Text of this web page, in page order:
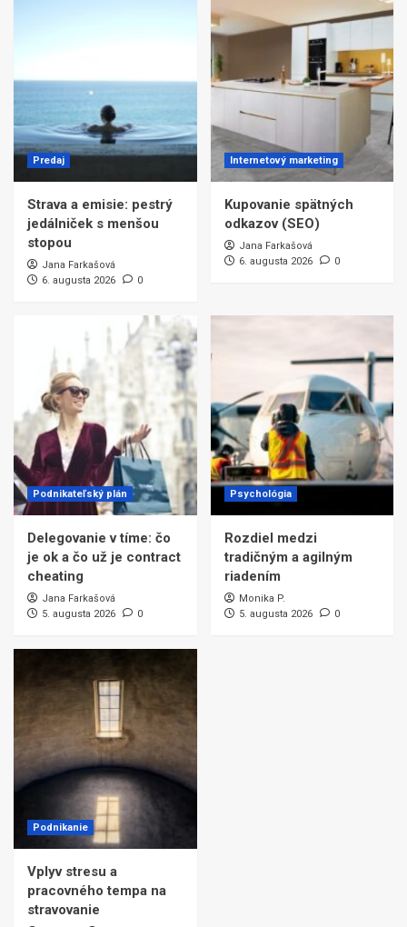
Predaj
Strava a emisie: pestrý
jedálniček s menšou
stopou
Jana Farkašová
6. augusta 2026
0
Internetový marketing
Kupovanie spätných
odkazov (SEO)
Jana Farkašová
6. augusta 2026
0
Podnikateľský plán
Delegovanie v tíme: čo
je ok a čo už je contract
cheating
Jana Farkašová
5. augusta 2026
0
Psychológia
Rozdiel medzi
tradičným a agilným
riadením
Monika P.
5. augusta 2026
0
Podnikanie
Vplyv stresu a
pracovného tempa na
stravovanie